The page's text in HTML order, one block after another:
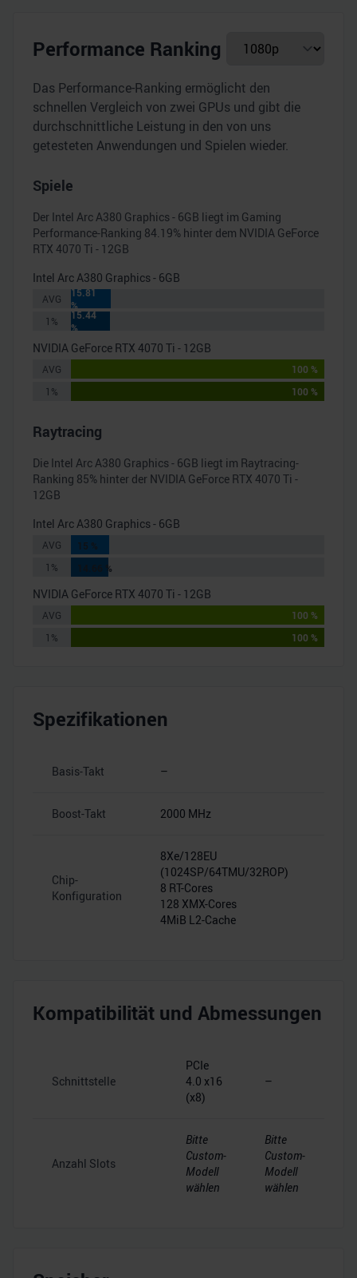
Performance Ranking
Das Performance-Ranking ermöglicht den
schnellen Vergleich von zwei GPUs und gibt die
durchschnittliche Leistung in den von uns
getesteten Anwendungen und Spielen wieder.
Spiele
Der Intel Arc A380 Graphics - 6GB liegt im Gaming
Performance-Ranking 84.19% hinter dem NVIDIA GeForce
RTX 4070 Ti - 12GB
Intel Arc A380 Graphics - 6GB
AVG
15.81
%
1%
15.44
%
NVIDIA GeForce RTX 4070 Ti - 12GB
AVG
100 %
1%
100 %
Raytracing
Die Intel Arc A380 Graphics - 6GB liegt im Raytracing-
Ranking 85% hinter der NVIDIA GeForce RTX 4070 Ti -
12GB
Intel Arc A380 Graphics - 6GB
AVG
15 %
1%
14.66 %
NVIDIA GeForce RTX 4070 Ti - 12GB
AVG
100 %
1%
100 %
Spezifikationen
Basis-Takt –
Boost-Takt 2000 MHz
Chip-
Konfiguration
8Xe/128EU
(1024SP/64TMU/32ROP)
8 RT-Cores
128 XMX-Cores
4MiB L2-Cache
Kompatibilität und Abmessungen
Schnittstelle
PCIe
4.0 x16
(x8)
–
Anzahl Slots
Bitte
Custom-
Modell
wählen
Bitte
Custom-
Modell
wählen